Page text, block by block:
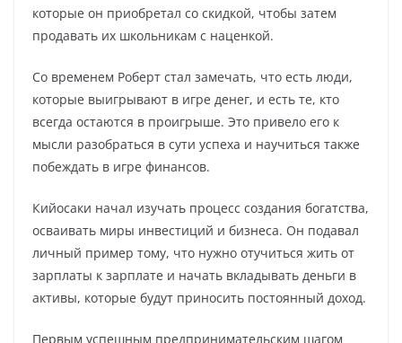
которые он приобретал со скидкой, чтобы затем
продавать их школьникам с наценкой.
Со временем Роберт стал замечать, что есть люди,
которые выигрывают в игре денег, и есть те, кто
всегда остаются в проигрыше. Это привело его к
мысли разобраться в сути успеха и научиться также
побеждать в игре финансов.
Кийосаки начал изучать процесс создания богатства,
осваивать миры инвестиций и бизнеса. Он подавал
личный пример тому, что нужно отучиться жить от
зарплаты к зарплате и начать вкладывать деньги в
активы, которые будут приносить постоянный доход.
Первым успешным предпринимательским шагом